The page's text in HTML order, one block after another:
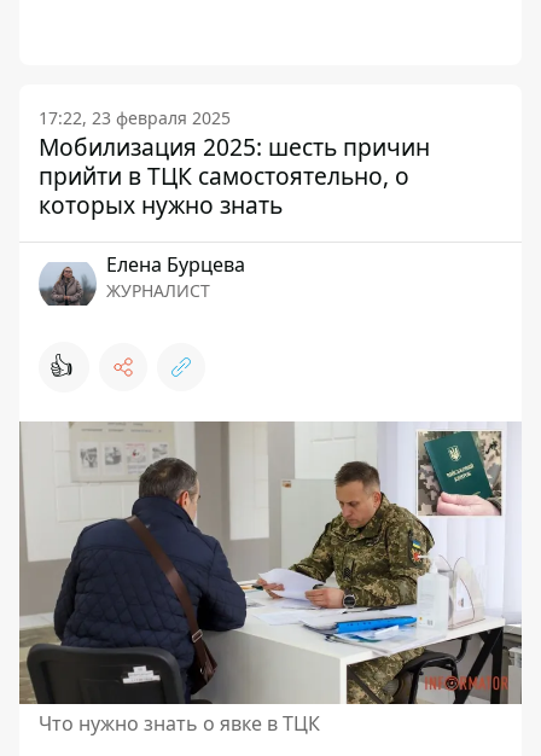
17:22, 23 февраля 2025
Мобилизация 2025: шесть причин
прийти в ТЦК самостоятельно, о
которых нужно знать
Елена Бурцева
ЖУРНАЛИСТ
👍
Что нужно знать о явке в ТЦК